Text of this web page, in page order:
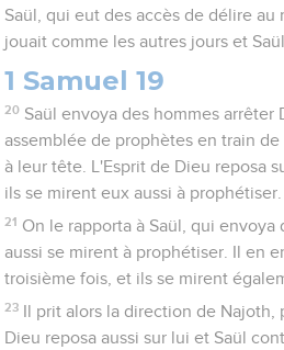
Saül, qui eut des accès de délire au
jouait comme les autres jours et
1 Samuel 19
20 Saül envoya des hommes arrêter
assemblée de prophètes en train de
à leur tête. L'Esprit de Dieu reposa
ils se mirent eux aussi à prophétiser.
21 On le rapporta à Saül, qui envoya
aussi se mirent à prophétiser. Il en
troisième fois, et ils se mirent
23
Il prit alors la direction de Najoth,
Dieu reposa aussi sur lui et Saül